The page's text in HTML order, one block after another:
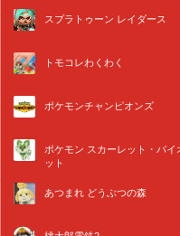
スプラトゥーン レイダース
トモコレわくわく
ポケモンチャンピオンズ
ポケモン スカーレット・バイ
ット
あつまれ どうぶつの森